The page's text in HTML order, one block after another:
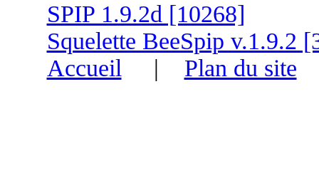
SPIP 1.9.2d [10268]
Squelette BeeSpip v.1.9.2
Accueil| Plan du site